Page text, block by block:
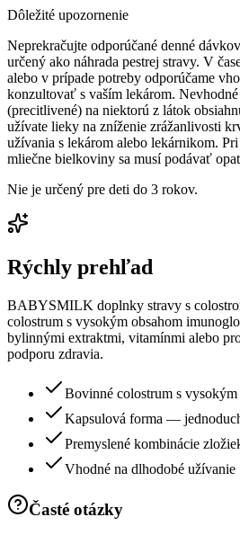
Dôležité upozornenie
Neprekračujte odporúčané denné
určený ako náhrada pestrej stravy. V
alebo v prípade potreby odporúčame
konzultovať s vaším lekárom.
(precitlivené) na niektorú z látok
užívate lieky na zníženie zrážanlivosti
užívania s lekárom alebo lekárnikom.
mliečne bielkoviny sa musí podávať
Nie je určený pre deti do 3 rokov.
Rýchly prehľad
BABYSMILK doplnky stravy s
colostrum s vysokým obsahom
bylinnými extraktmi, vitamínmi alebo
podporu zdravia.
Bovinné colostrum s
Kapsulová forma —
Premyslené kombinácie
Vhodné na dlhodobé užívanie
Časté otázky